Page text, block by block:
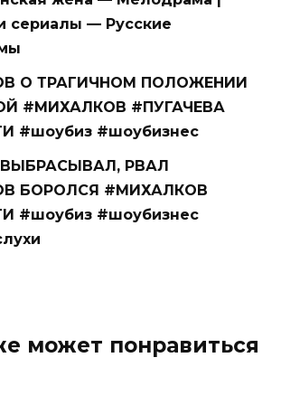
сериалы — Русские
О ТРАГИЧНОМ ПОЛОЖЕНИИ
#МИХАЛКОВ #ПУГАЧЕВА
#шоубиз #шоубизнес
РВАЛ
БОРОЛСЯ #МИХАЛКОВ
#шоубиз #шоубизнес
может понравиться